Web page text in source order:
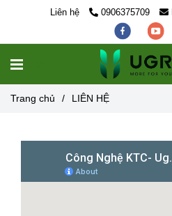
Liên hệ 0906375709
Trang chủ / LIÊN HỆ